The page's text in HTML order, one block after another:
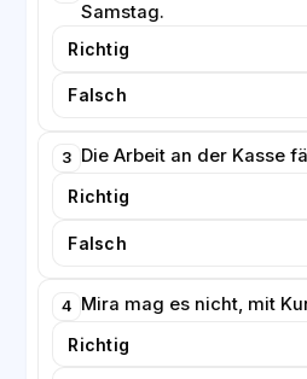
Samstag.
Richtig
Falsch
3 Die Arbeit an der Kasse
Richtig
Falsch
4 Mira mag es nicht, mit
Richtig